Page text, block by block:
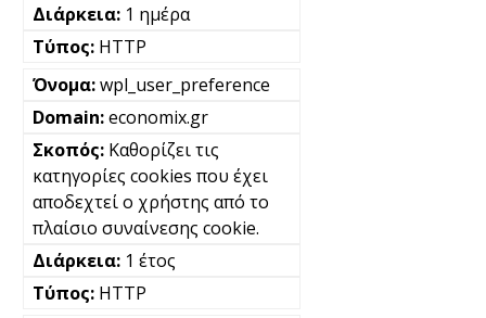
1 ημέρα
HTTP
wpl_user_preference
economix.gr
Καθορίζει τις
κατηγορίες cookies που έχει
αποδεχτεί ο χρήστης από το
πλαίσιο συναίνεσης cookie.
1 έτος
HTTP